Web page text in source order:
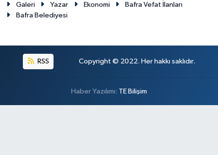
Galeri
Yazar Ekonomi
Bafra Vefat İlanları
Bafra Belediyesi
RSS Copyright © 2022. Her hakkı saklıdır.
Haber Yazılımı: TE Bilişim